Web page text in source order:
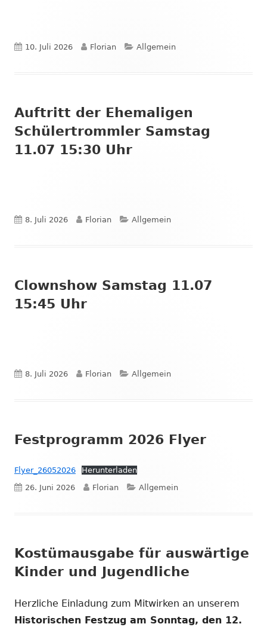
Veröffentlicht
10. Juli 2026 Autor
Florian Kategorien
Allgemein
Auftritt der Ehemaligen
Schülertrommler Samstag
11.07 15:30 Uhr
Veröffentlicht
8. Juli 2026 Autor
Florian Kategorien
Allgemein
Clownshow Samstag 11.07
15:45 Uhr
Veröffentlicht
8. Juli 2026 Autor
Florian Kategorien
Allgemein
Festprogramm 2026 Flyer
Flyer_26052026
Herunterladen
Veröffentlicht
26. Juni 2026 Autor
Florian Kategorien
Allgemein
Kostümausgabe für auswärtige
Kinder und Jugendliche
Herzliche Einladung zum Mitwirken an unserem
Historischen Festzug am Sonntag, den 12.